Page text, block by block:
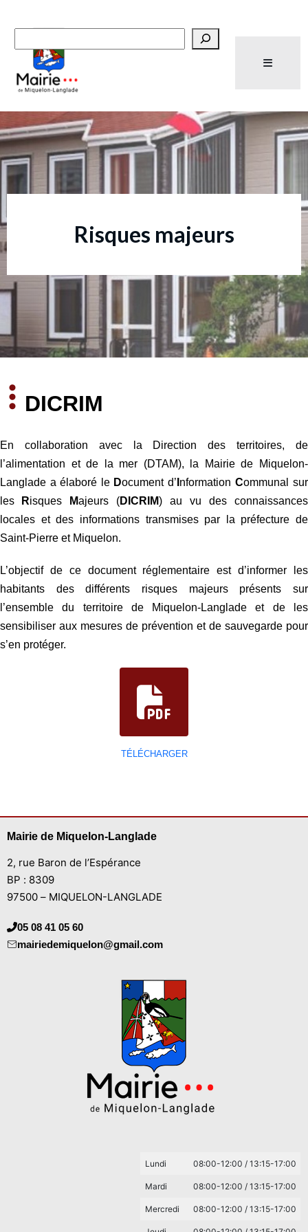
Risques majeurs
DICRIM
En collaboration avec la Direction des territoires, de
l’alimentation et de la mer (DTAM), la Mairie de Miquelon-
Langlade a élaboré le Document d’ nformation Communal sur
les
Risques Majeurs (DICRIM) au vu des connaissances
locales et des informations transmises par la préfecture de
Saint-Pierre et Miquelon.
L’objectif de ce document réglementaire est d’informer les
habitants des différents risques majeurs présents sur
l’ensemble du territoire de Miquelon-Langlade et de les
sensibiliser aux mesures de prévention et de sauvegarde pour
s’en protéger.
TÉLÉCHARGER
Mairie de Miquelon-Langlade
2, rue Baron de l’Espérance
BP : 8309
97500 – MIQUELON-LANGLADE
05 08 41 05 60
mairiedemiquelon@gmail.com
Lundi 08:00-12:00 / 13:15-17:00
Mardi 08:00-12:00 / 13:15-17:00
Mercredi 08:00-12:00 / 13:15-17:00